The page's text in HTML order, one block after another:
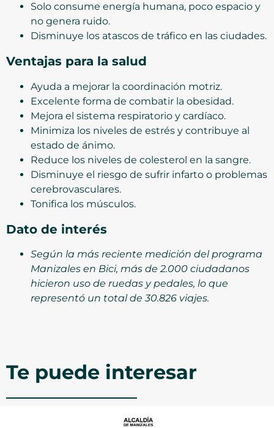
Solo consume energía humana, poco espacio y
no genera ruido.
Disminuye los atascos de tráfico en las ciudades.
Ventajas para la salud
Ayuda a mejorar la coordinación motriz.
Excelente forma de combatir la obesidad.
Mejora el sistema respiratorio y cardíaco.
Minimiza los niveles de estrés y contribuye al
estado de ánimo.
Reduce los niveles de colesterol en la sangre.
Disminuye el riesgo de sufrir infarto o problemas
cerebrovasculares.
Tonifica los músculos.
Dato de interés
Según la más reciente medición del programa
Manizales en Bici, más de 2.000 ciudadanos
hicieron uso de ruedas y pedales, lo que
representó un total de 30.826 viajes.
Te puede interesar